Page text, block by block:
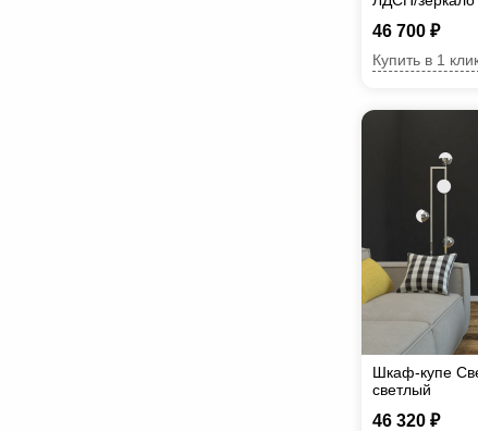
46 700 ₽
Купить в 1
Шкаф-купе
светлый
46 320 ₽